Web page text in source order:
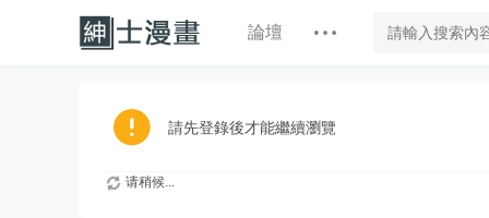
論壇
請先登錄後才能繼續瀏覽
请稍候...